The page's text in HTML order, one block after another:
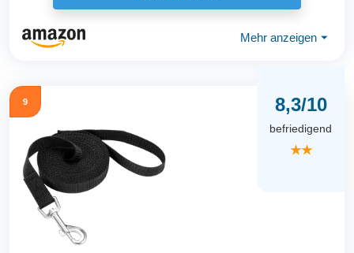
Mehr anzeigen ⏷
9 8,3/10
befriedigend
★★